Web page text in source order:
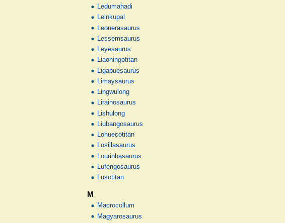
Ledumahadi
Leinkupal
Leonerasaurus
Lessemsaurus
Leyesaurus
Liaoningotitan
Ligabuesaurus
Limaysaurus
Lingwulong
Lirainosaurus
Lishulong
Liubangosaurus
Lohuecotitan
Losillasaurus
Lourinhasaurus
Lufengosaurus
Lusotitan
M
Macrocollum
Magyarosaurus